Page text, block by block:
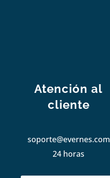
Atención al
cliente
soporte@evernes.com
24 horas